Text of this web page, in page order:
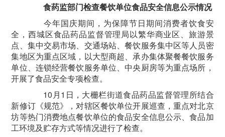
食药监部门检查餐饮单位食品安全信息公示情况
今年国庆期间，为保障节日期间消费者饮食安
全，西城区食品药品监督管理局以繁华商业区、旅游景
点、集中交易市场、交通场站、餐饮服务集中区等人员密
集地区为重点区域，以大型商超、承办集体聚餐餐饮服务
单位、连锁经营餐饮服务单位、中央厨房等为重点场所，
开展了食品安全专项检查。
10月1日，大栅栏街道食品药品监督管理所结合
新修订《规范》，对辖区餐饮单位开展巡查，重点对北京
坊等热门消费地点餐饮单位的食品安全信息公示、食品加
工环境及贮存方式等情况进行了检查。